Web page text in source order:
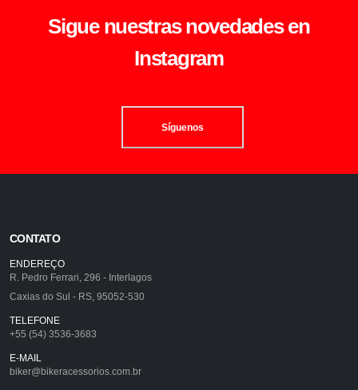
Sigue nuestras novedades en
Instagram
Síguenos
CONTATO
ENDEREÇO
R. Pedro Ferrari, 296 - Interlagos
Caxias do Sul - RS, 95052-530
TELEFONE
+55 (54) 3536-3683
E-MAIL
biker@bikeracessorios.com.br